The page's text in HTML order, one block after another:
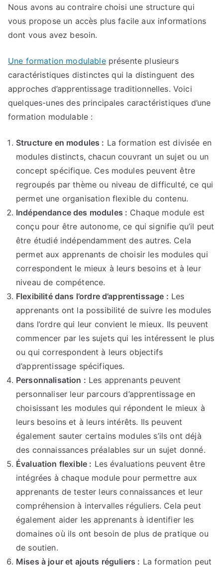
Nous avons au contraire choisi une structure qui
vous propose un accès plus facile aux informations
dont vous avez besoin.
Une formation modulableprésente plusieurs
caractéristiques distinctes qui la distinguent des
approches d’apprentissage traditionnelles. Voici
quelques-unes des principales caractéristiques d’une
formation modulable :
Structure en modules : La formation est divisée en
modules distincts, chacun couvrant un sujet ou un
concept spécifique. Ces modules peuvent être
regroupés par thème ou niveau de difficulté, ce qui
permet une organisation flexible du contenu.
Indépendance des modules : Chaque module est
conçu pour être autonome, ce qui signifie qu’il peut
être étudié indépendamment des autres. Cela
permet aux apprenants de choisir les modules qui
correspondent le mieux à leurs besoins et à leur
niveau de compétence.
Flexibilité dans l’ordre d’apprentissage : Les
apprenants ont la possibilité de suivre les modules
dans l’ordre qui leur convient le mieux. Ils peuvent
commencer par les sujets qui les intéressent le plus
ou qui correspondent à leurs objectifs
d’apprentissage spécifiques.
Personnalisation : Les apprenants peuvent
personnaliser leur parcours d’apprentissage en
choisissant les modules qui répondent le mieux à
leurs besoins et à leurs intérêts. Ils peuvent
également sauter certains modules s’ils ont déjà
des connaissances préalables sur un sujet donné.
Évaluation flexible : Les évaluations peuvent être
intégrées à chaque module pour permettre aux
apprenants de tester leurs connaissances et leur
compréhension à intervalles réguliers. Cela peut
également aider les apprenants à identifier les
domaines où ils ont besoin de plus de pratique ou
de soutien.
Mises à jour et ajouts réguliers : La formation peut